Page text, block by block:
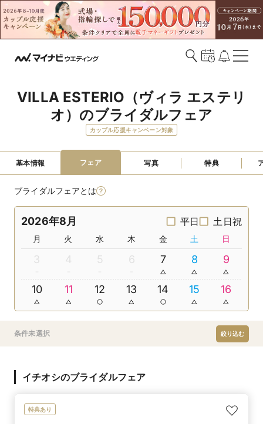
VILLA ESTERIO（ヴィラ エステリ
オ）のブライダルフェア
カップル応援キャンペーン対象
基本情報 フェア 写真 特典
ブライダルフェアとは
2026年8月 平日 土日祝
月 火 水 木 金 土 日
3 4 5 6 7 8 9
10 11 12 13 14 15 16
条件未選択 絞り込む
イチオシのブライダルフェア
特典あり